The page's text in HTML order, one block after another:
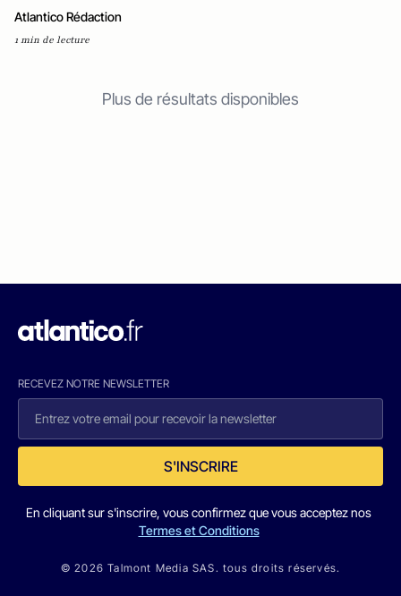
Atlantico Rédaction
1 min de lecture
Plus de résultats disponibles
RECEVEZ NOTRE NEWSLETTER
S'INSCRIRE
En cliquant sur s'inscrire, vous confirmez que vous acceptez nos
Termes et Conditions
© 2026 Talmont Media SAS. tous droits réservés.